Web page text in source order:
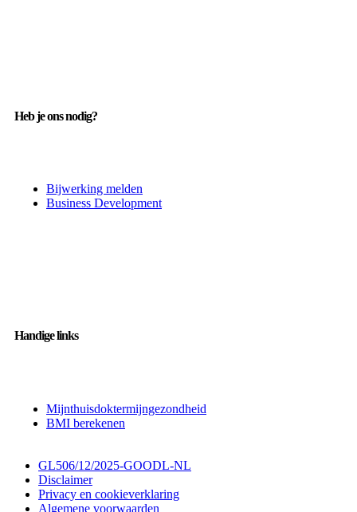
Heb je ons nodig?
Bijwerking melden
Business Development
Handige links
Mijnthuisdoktermijngezondheid
BMI berekenen
GL506/12/2025-GOODL-NL
Disclaimer
Privacy en cookieverklaring
Algemene voorwaarden